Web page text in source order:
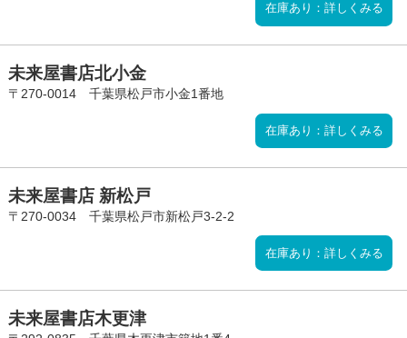
在庫あり：詳しくみる
未来屋書店北小金
〒270-0014 千葉県松戸市小金1番地
在庫あり：詳しくみる
未来屋書店 新松戸
〒270-0034 千葉県松戸市新松戸3-2-2
在庫あり：詳しくみる
未来屋書店木更津